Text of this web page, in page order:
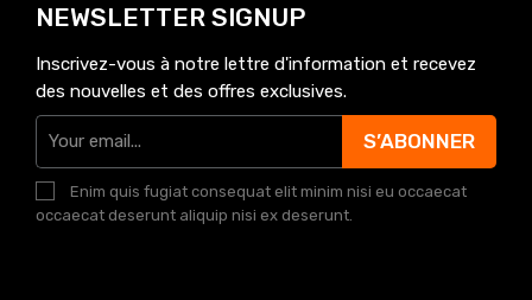
NEWSLETTER SIGNUP
Inscrivez-vous à notre lettre d'information et recevez
des nouvelles et des offres exclusives.
S’ABONNER
Enim quis fugiat consequat elit minim nisi eu occaecat
occaecat deserunt aliquip nisi ex deserunt.